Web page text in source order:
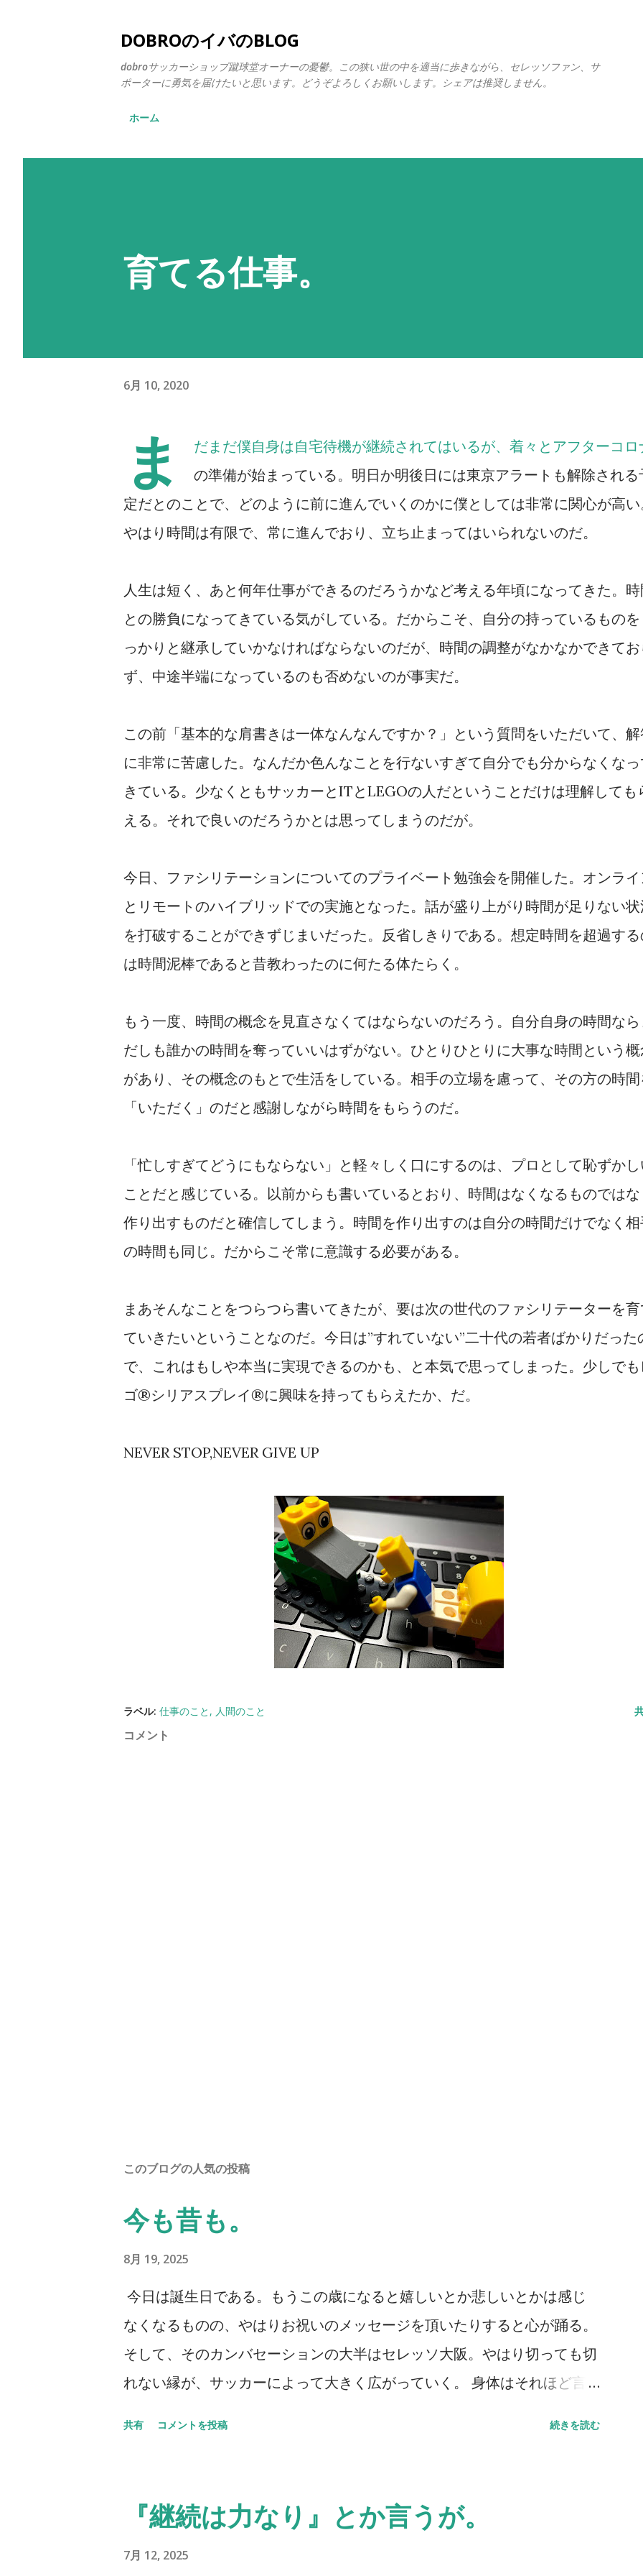
DOBROのイバのBLOG
dobroサッカーショップ蹴球堂オーナーの憂鬱。この狭い世の中を適当に歩きながら、セレッソファン、サ
ポーターに勇気を届けたいと思います。どうぞよろしくお願いします。シェアは推奨しません。
ホーム
育てる仕事。
6月 10, 2020
ま
だまだ僕自身は自宅待機が継続されてはいるが、着々とアフターコロ
の準備が始まっている。明日か明後日には東京アラートも解除される
定だとのことで、どのように前に進んでいくのかに僕としては非常に関心が高
やはり時間は有限で、常に進んでおり、立ち止まってはいられないのだ。
人生は短く、あと何年仕事ができるのだろうかなど考える年頃になってきた。
との勝負になってきている気がしている。だからこそ、自分の持っているもの
っかりと継承していかなければならないのだが、時間の調整がなかなかできて
ず、中途半端になっているのも否めないのが事実だ。
この前「基本的な肩書きは一体なんなんですか？」という質問をいただいて、
に非常に苦慮した。なんだか色んなことを行ないすぎて自分でも分からなくな
きている。少なくともサッカーとITとLEGOの人だということだけは理解しても
える。それで良いのだろうかとは思ってしまうのだが。
今日、ファシリテーションについてのプライベート勉強会を開催した。オンラ
とリモートのハイブリッドでの実施となった。話が盛り上がり時間が足りない
を打破することができずじまいだった。反省しきりである。想定時間を超過す
は時間泥棒であると昔教わったのに何たる体たらく。
もう一度、時間の概念を見直さなくてはならないのだろう。自分自身の時間な
だしも誰かの時間を奪っていいはずがない。ひとりひとりに大事な時間という
があり、その概念のもとで生活をしている。相手の立場を慮って、その方の時
「いただく」のだと感謝しながら時間をもらうのだ。
「忙しすぎてどうにもならない」と軽々しく口にするのは、プロとして恥ずか
ことだと感じている。以前からも書いているとおり、時間はなくなるものでは
作り出すものだと確信してしまう。時間を作り出すのは自分の時間だけでなく
の時間も同じ。だからこそ常に意識する必要がある。
まあそんなことをつらつら書いてきたが、要は次の世代のファシリテーターを
ていきたいということなのだ。今日は”すれていない”二十代の若者ばかりだった
で、これはもしや本当に実現できるのかも、と本気で思ってしまった。少しで
ゴ®シリアスプレイ®に興味を持ってもらえたか、だ。
NEVER STOP,NEVER GIVE UP
ラベル: 仕事のこと 人間のこと
コメント
このブログの人気の投稿
今も昔も。
8月 19, 2025
今日は誕生日である。もうこの歳になると嬉しいとか悲しいとかは感じ
なくなるものの、やはりお祝いのメッセージを頂いたりすると心が踊る。
そして、そのカンバセーションの大半はセレッソ大阪。やはり切っても切
れない縁が、サッカーによって大きく広がっていく。 身体はそれほど言
拠とも言えるし、そうでもない。 小樽へ行ってきた。札幌に行く用があ
り少し足を伸ばしたわけだ。グラウンドに着いた瞬間に我が目を疑った。
ものすごい数のセレッソ大阪サポーターがいたのだから当たり前と言えば
共有 コメントを投稿 続きを読む
『継続は力なり』とか言うが。
7月 12, 2025